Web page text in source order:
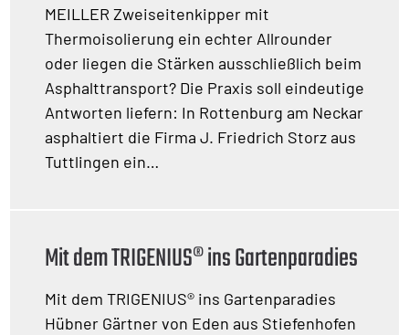
MEILLER Zweiseitenkipper mit
Thermoisolierung ein echter Allrounder
oder liegen die Stärken ausschließlich beim
Asphalttransport? Die Praxis soll eindeutige
Antworten liefern: In Rottenburg am Neckar
asphaltiert die Firma J. Friedrich Storz aus
Tuttlingen ein…
Mit dem TRIGENIUS® ins Gartenparadies
Mit dem TRIGENIUS® ins Gartenparadies
Hübner Gärtner von Eden aus Stiefenhofen